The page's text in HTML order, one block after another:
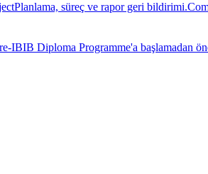
Planlama, süreç ve rapor geri bildirimi.
IBIB Diploma Programme'a başlamadan